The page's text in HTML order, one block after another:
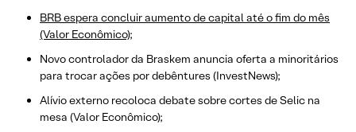
BRB espera concluir aumento de capital até o fim do mês
(Valor Econômico);
Novo controlador da Braskem anuncia oferta a minoritários
para trocar ações por debêntures (InvestNews);
Alívio externo recoloca debate sobre cortes de Selic na
mesa (Valor Econômico);